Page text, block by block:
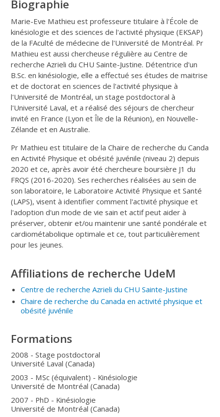
Biographie
Marie-Eve Mathieu est professeure titulaire à l'École de
kinésiologie et des sciences de l'activité physique (EKSAP)
de la FAculté de médecine de l'Université de Montréal. Pr
Mathieu est aussi chercheuse régulière au Centre de
recherche Azrieli du CHU Sainte-Justine. Détentrice d'un
B.Sc. en kinésiologie, elle a effectué ses études de maitrise
et de doctorat en sciences de l'activité physique à
l'Université de Montréal, un stage postdoctoral à
l'Université Laval, et a réalisé des séjours de chercheur
invité en France (Lyon et Île de la Réunion), en Nouvelle-
Zélande et en Australie.
Pr Mathieu est titulaire de la Chaire de recherche du Canda
en Activité Physique et obésité juvénile (niveau 2) depuis
2020 et ce, après avoir été chercheure boursière J1 du
FRQS (2016-2020). Ses recherches réalisées au sein de
son laboratoire, le Laboratoire Activité Physique et Santé
(LAPS), visent à identifier comment l'activité physique et
l'adoption d'un mode de vie sain et actif peut aider à
préserver, obtenir et/ou maintenir une santé pondérale et
cardiométabolique optimale et ce, tout particulièrement
pour les jeunes.
Affiliations de recherche UdeM
Centre de recherche Azrieli du CHU Sainte-Justine
Chaire de recherche du Canada en activité physique et
obésité juvénile
Formations
2008 - Stage postdoctoral
Université Laval (Canada)
2003 - MSc (équivalent) - Kinésiologie
Université de Montréal (Canada)
2007 - PhD - Kinésiologie
Université de Montréal (Canada)